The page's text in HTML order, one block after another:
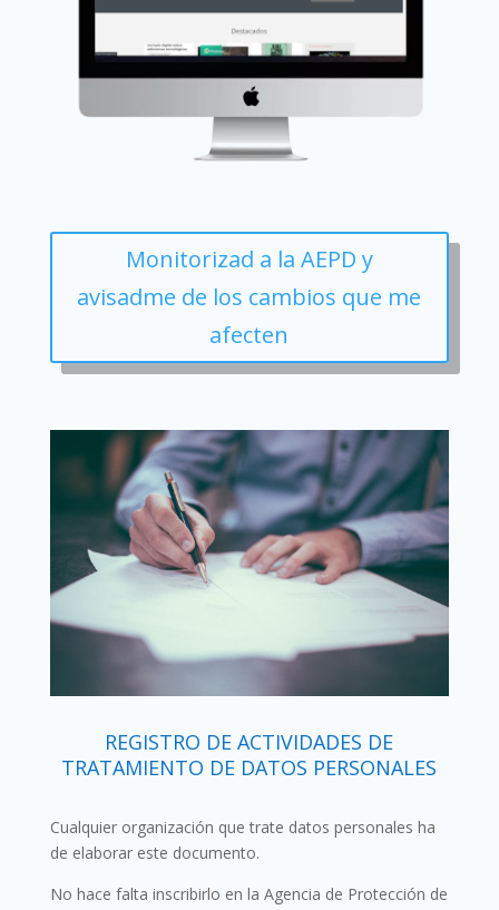
Monitorizad a la AEPD y
avisadme de los cambios que me
afecten
REGISTRO DE ACTIVIDADES DE
TRATAMIENTO DE DATOS PERSONALES
Cualquier organización que trate datos personales ha
de elaborar este documento.
No hace falta inscribirlo en la Agencia de Protección de